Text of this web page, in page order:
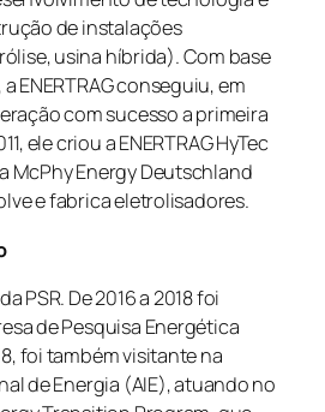
de instalações
usina híbrida). Com base
ENERTRAG conseguiu, em
com sucesso a primeira
ele criou a ENERTRAG HyTec
McPhy Energy Deutschland
e fabrica eletrolisadores.
PSR. De 2016 a 2018 foi
de Pesquisa Energética
foi também visitante na
de Energia (AIE), atuando no